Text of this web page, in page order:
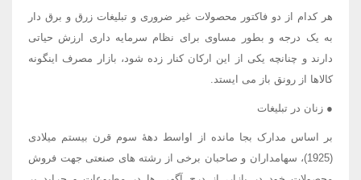
هر کدام از دو فاکتور محصولات غیر ضروری و تبلیغات زرق و برق دار
به یک درجه و بطور مساوی برای نظام سرمایه داری ارزش حیاتی
دارند و چنانچه یکی از این ارکان کنار زده شود، بازار مصرف اینگونه
کالاها از رونق باز می ایستد.
● زنان در تبلیغات
بر اساس مدارک بجا مانده از اواسط دهۀ سوم قرن بیستم میلادی
(1925)، سهامداران و صاحبان برخی از رشته های صنعتی جهت فروش